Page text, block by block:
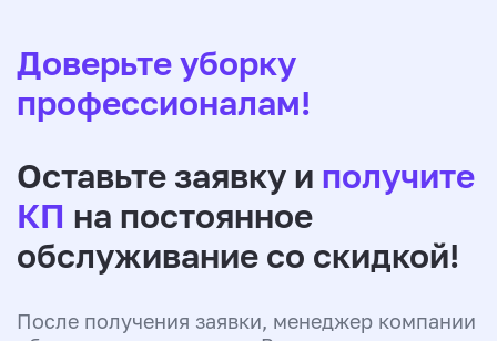
Доверьте уборку
профессионалам!
Оставьте заявку и получите
КП на постоянное
обслуживание со скидкой!
После получения заявки, менеджер компании